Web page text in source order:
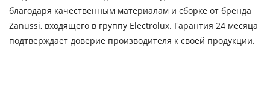
благодаря качественным материалам и сборке от бренда
Zanussi, входящего в группу Electrolux. Гарантия 24 месяца
подтверждает доверие производителя к своей продукции.